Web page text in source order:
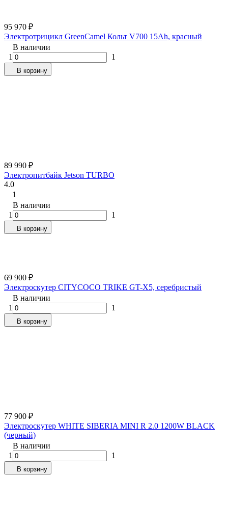
95 970 ₽
Электротрицикл GreenCamel Кольт V700 15Ah, красный
В наличии
1
1
В корзину
89 990 ₽
Электропитбайк Jetson TURBO
4.0
1
В наличии
1
1
В корзину
69 900 ₽
Электроскутер CITYCOCO TRIKE GT-X5, серебристый
В наличии
1
1
В корзину
77 900 ₽
Электроскутер WHITE SIBERIA MINI R 2.0 1200W BLACK
(черный)
В наличии
1
1
В корзину